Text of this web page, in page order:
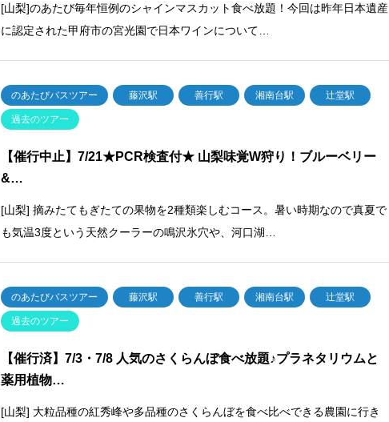
[山梨]のあたび毎年恒例のシャインマスカット食べ放題！今回は昨年日本遺産
に認定された甲府市の宮光園で日本ワインについて…
のあたびバスツアー 藤沢駅 善行駅 湘南台駅 辻堂駅
過去のツアー
【催行中止】7/21★PCR検査付★ 山梨味覚W狩り！ブルーベリー
&…
[山梨] 摘みたてもぎたての果物を2種類楽しむコース。暑い時期なので真夏で
も気温3度という天然クーラーの鳴沢氷穴や、河口湖…
のあたびバスツアー 藤沢駅 善行駅 湘南台駅 辻堂駅
過去のツアー
【催行済】7/3・7/8 人気のさくらんぼ食べ放題♪プラネタリウムと
薬用植物…
[山梨] 大粒品種の紅秀峰や多品種のさくらんぼを食べ比べできる農園に行き